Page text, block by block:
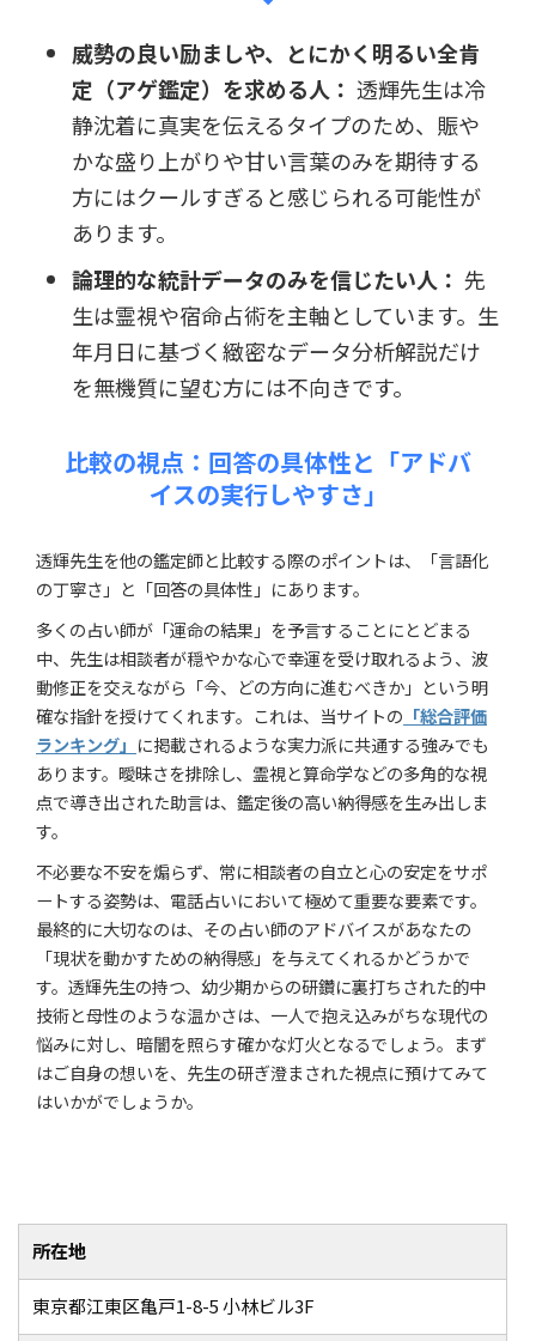
威勢の良い励ましや、とにかく明るい全肯
定（アゲ鑑定）を求める人： 透輝先生は冷
静沈着に真実を伝えるタイプのため、賑や
かな盛り上がりや甘い言葉のみを期待する
方にはクールすぎると感じられる可能性が
あります。
論理的な統計データのみを信じたい人： 先
生は霊視や宿命占術を主軸としています。生
年月日に基づく緻密なデータ分析解説だけ
を無機質に望む方には不向きです。
比較の視点：回答の具体性と「アドバ
イスの実行しやすさ」
透輝先生を他の鑑定師と比較する際のポイントは、「言語化
の丁寧さ」と「回答の具体性」にあります。
多くの占い師が「運命の結果」を予言することにとどまる
中、先生は相談者が穏やかな心で幸運を受け取れるよう、波
動修正を交えながら「今、どの方向に進むべきか」という明
確な指針を授けてくれます。これは、当サイトの 「総合評価
ランキング」 に掲載されるような実力派に共通する強みでも
あります。曖昧さを排除し、霊視と算命学などの多角的な視
点で導き出された助言は、鑑定後の高い納得感を生み出しま
す。
不必要な不安を煽らず、常に相談者の自立と心の安定をサポ
ートする姿勢は、電話占いにおいて極めて重要な要素です。
最終的に大切なのは、その占い師のアドバイスがあなたの
「現状を動かすための納得感」を与えてくれるかどうかで
す。透輝先生の持つ、幼少期からの研鑽に裏打ちされた的中
技術と母性のような温かさは、一人で抱え込みがちな現代の
悩みに対し、暗闇を照らす確かな灯火となるでしょう。まず
はご自身の想いを、先生の研ぎ澄まされた視点に預けてみて
はいかがでしょうか。
所在地
東京都江東区亀戸1-8-5 小林ビル3F